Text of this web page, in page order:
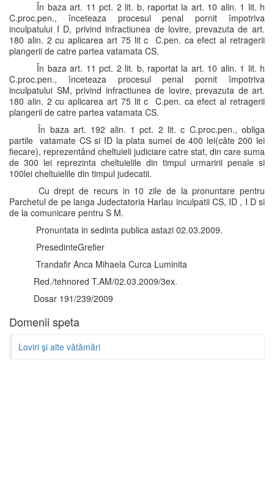
În baza art. 11 pct. 2 lit. b, raportat la art. 10 alin. 1 lit. h
C.proc.pen., înceteaza procesul penal pornit împotriva
inculpatului I D, privind infractiunea de lovire, prevazuta de art.
180 alin. 2 cu aplicarea art 75 lit c C.pen. ca efect al retragerii
plangerii de catre partea vatamata CS.
În baza art. 11 pct. 2 lit. b, raportat la art. 10 alin. 1 lit. h
C.proc.pen., înceteaza procesul penal pornit împotriva
inculpatului SM, privind infractiunea de lovire, prevazuta de art.
180 alin. 2 cu aplicarea art 75 lit c C.pen. ca efect al retragerii
plangerii de catre partea vatamata CS.
În baza art. 192 alin. 1 pct. 2 lit. c C.proc.pen., obliga
partile vatamate CS si ID la plata sumei de 400 lei(câte 200 lei
fiecare), reprezentând cheltuieli judiciare catre stat, din care suma
de 300 lei reprezinta cheltuielile din timpul urmaririi penale si
100lei cheltuielile din timpul judecatii.
Cu drept de recurs in 10 zile de la pronuntare pentru
Parchetul de pe langa Judectatoria Harlau inculpatii CS, ID , I D si
de la comunicare pentru S M.
Pronuntata in sedinta publica astazi 02.03.2009.
PresedinteGrefier
Trandafir Anca Mihaela Curca Luminita
Red./tehnored T.AM/02.03.2009/3ex.
Dosar 191/239/2009
Domenii speta
Loviri şi alte vătămări